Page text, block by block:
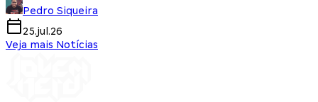
Pedro Siqueira
25.jul.26
Veja mais Notícias